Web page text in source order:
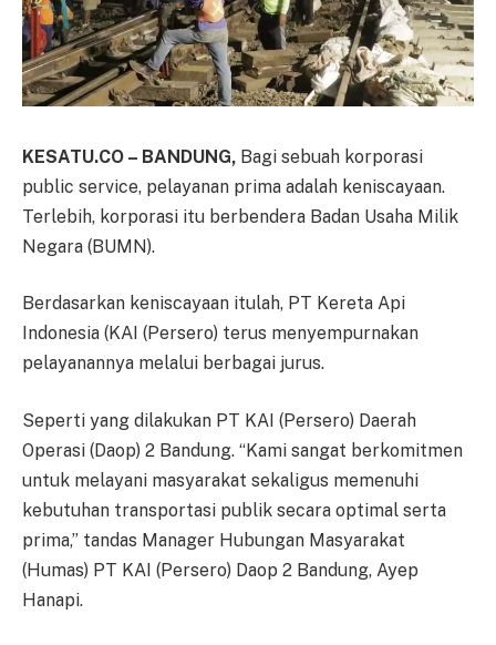
KESATU.CO – BANDUNG, Bagi sebuah korporasi
public service, pelayanan prima adalah keniscayaan.
Terlebih, korporasi itu berbendera Badan Usaha Milik
Negara (BUMN).
Berdasarkan keniscayaan itulah, PT Kereta Api
Indonesia (KAI (Persero) terus menyempurnakan
pelayanannya melalui berbagai jurus.
Seperti yang dilakukan PT KAI (Persero) Daerah
Operasi (Daop) 2 Bandung. “Kami sangat berkomitmen
untuk melayani masyarakat sekaligus memenuhi
kebutuhan transportasi publik secara optimal serta
prima,” tandas Manager Hubungan Masyarakat
(Humas) PT KAI (Persero) Daop 2 Bandung, Ayep
Hanapi.